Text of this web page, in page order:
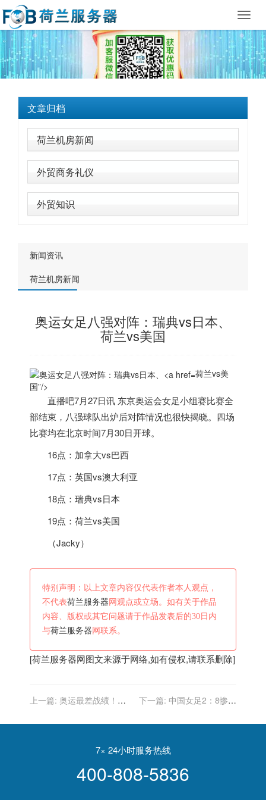
文章归档
荷兰机房新闻
外贸商务礼仪
外贸知识
新闻资讯
荷兰机房新闻
奥运女足八强对阵：瑞典vs日本、
荷兰vs美国
荷兰vs美
国”/>
直播吧7月27日讯 东京奥运会女足小组赛比赛全
部结束，八强球队出炉后对阵情况也很快揭晓。四场
比赛均在北京时间7月30日开球。
16点：加拿大vs巴西
17点：英国vs澳大利亚
18点：瑞典vs日本
19点： 荷兰vs美国
（Jacky）
特别声明：以上文章内容仅代表作者本人观点，
不代表荷兰服务器 网观点或立场。如有关于作品
内容、版权或其它问题请于作品发表后的30日内
与荷兰服务器 网联系。
[荷兰服务器网图文来源于网络,如有侵权,请联系删除]
上一篇: 奥运最差战绩！中
强 三战净吞17弹
下一篇: 中国女足2：8惨败
7× 24小时服务热线
400-808-5836